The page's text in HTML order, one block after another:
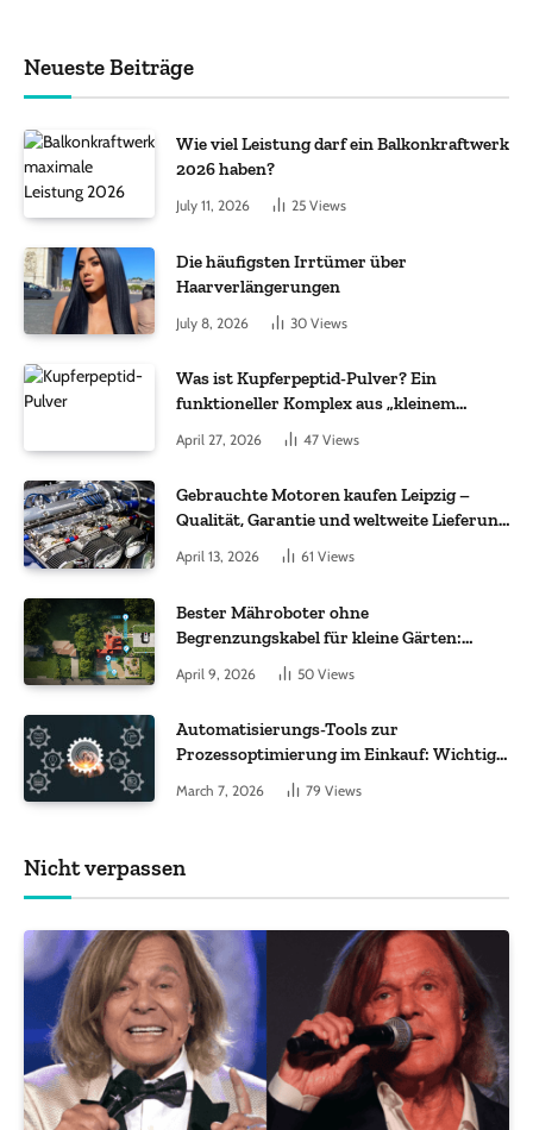
Neueste Beiträge
Wie viel Leistung darf ein Balkonkraftwerk
2026 haben?
July 11, 2026 25 Views
Die häufigsten Irrtümer über
Haarverlängerungen
July 8, 2026 30 Views
Was ist Kupferpeptid-Pulver? Ein
funktioneller Komplex aus „kleinem
Molekül + Metall“
April 27, 2026 47 Views
Gebrauchte Motoren kaufen Leipzig –
Qualität, Garantie und weltweite Lieferung
April 13, 2026 61 Views
Bester Mähroboter ohne
Begrenzungskabel für kleine Gärten:
Worauf es bei 200 bis 500 m² wirklich
ankommt
April 9, 2026 50 Views
Automatisierungs-Tools zur
Prozessoptimierung im Einkauf: Wichtige
Funktionen, auf die Sie achten sollten
March 7, 2026 79 Views
Nicht verpassen